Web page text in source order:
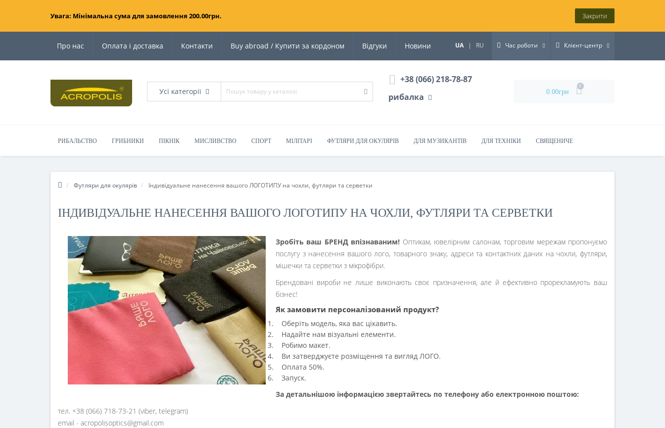
Увага: Мінімальна сума для замовлення 200.00грн. Закрити
Про нас Оплата і доставка Контакти Buy abroad / Купити за кордоном Відгуки Новини UA | RU Час роботи Клієнт-центр
Усі категорії
+38 (066) 218-78-87
рибалка
0.00грн
0
РИБАЛЬСТВО ГРИБНИКИ ПІКНІК МИСЛИВСТВО СПОРТ МІЛІТАРІ ФУТЛЯРИ ДЛЯ ОКУЛЯРІВ ДЛЯ МУЗИКАНТІВ ДЛЯ ТЕХНІКИ СВЯЩЕНИЧЕ
Футляри для окулярів Індивідуальне нанесення вашого ЛОГОТИПУ на чохли, футляри та серветки
ІНДИВІДУАЛЬНЕ НАНЕСЕННЯ ВАШОГО ЛОГОТИПУ НА ЧОХЛИ, ФУТЛЯРИ ТА СЕРВЕТКИ
Зробіть ваш БРЕНД впізнаваним! Оптикам, ювелірним салонам, торговим мережам пропонуємо
послугу з нанесення вашого лого, товарного знаку, адреси та контактних даних на чохли, футляри,
мішечки та серветки з мікрофібри.
Брендовані вироби не лише виконають своє призначення, але й ефективно прорекламують ваш
бізнес!
Як замовити персоналізований продукт?
Оберіть модель, яка вас цікавить.
Надайте нам візуальні елементи.
Робимо макет.
Ви затверджуєте розміщення та вигляд ЛОГО.
Оплата 50%.
Запуск.
За детальнішою інформацією звертайтесь по телефону або електронною поштою:
тел. +38 (066) 718-73-21 (viber, telegram)
email - acropolisoptics@gmail.com